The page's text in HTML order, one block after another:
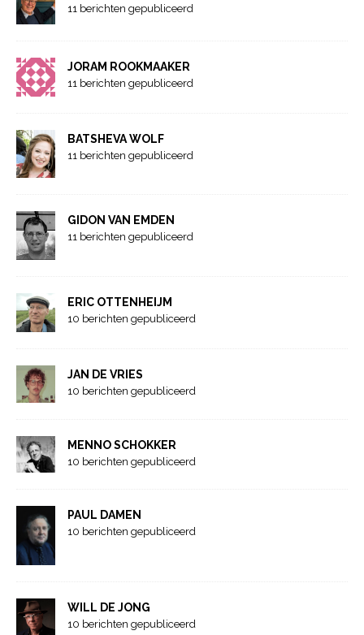
11 berichten gepubliceerd
JORAM ROOKMAAKER
11 berichten gepubliceerd
BATSHEVA WOLF
11 berichten gepubliceerd
GIDON VAN EMDEN
11 berichten gepubliceerd
ERIC OTTENHEIJM
10 berichten gepubliceerd
JAN DE VRIES
10 berichten gepubliceerd
MENNO SCHOKKER
10 berichten gepubliceerd
PAUL DAMEN
10 berichten gepubliceerd
WILL DE JONG
10 berichten gepubliceerd